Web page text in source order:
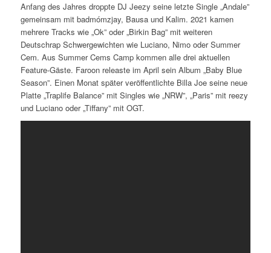
Anfang des Jahres droppte DJ Jeezy seine letzte Single „Andale”
gemeinsam mit badmómzjay, Bausa und Kalim. 2021 kamen
mehrere Tracks wie „Ok” oder „Birkin Bag” mit weiteren
Deutschrap Schwergewichten wie Luciano, Nimo oder Summer
Cem. Aus Summer Cems Camp kommen alle drei aktuellen
Feature-Gäste. Faroon releaste im April sein Album „Baby Blue
Season”. Einen Monat später veröffentlichte Billa Joe seine neue
Platte „Traplife Balance” mit Singles wie „NRW”, „Paris” mit reezy
und Luciano oder „Tiffany” mit OGT.